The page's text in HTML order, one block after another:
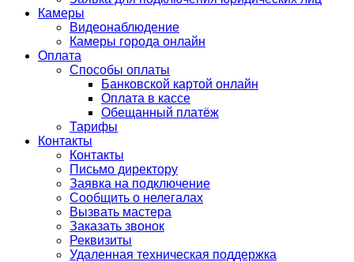
Камеры
Видеонаблюдение
Камеры города онлайн
Оплата
Способы оплаты
Банковской картой онлайн
Оплата в кассе
Обещанный платёж
Тарифы
Контакты
Контакты
Письмо директору
Заявка на подключение
Сообщить о нелегалах
Вызвать мастера
Заказать звонок
Реквизиты
Удаленная техническая поддержка